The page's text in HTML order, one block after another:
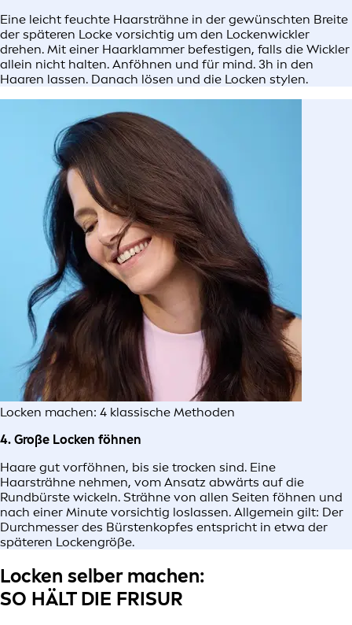
Eine leicht feuchte Haarsträhne in der gewünschten Breite
der späteren Locke vorsichtig um den Lockenwickler
drehen. Mit einer Haarklammer befestigen, falls die Wickler
allein nicht halten. Anföhnen und für mind. 3h in den
Haaren lassen. Danach lösen und die Locken stylen.
Locken machen: 4 klassische Methoden
4. Große Locken föhnen
Haare gut vorföhnen, bis sie trocken sind. Eine
Haarsträhne nehmen, vom Ansatz abwärts auf die
Rundbürste wickeln. Strähne von allen Seiten föhnen und
nach einer Minute vorsichtig loslassen. Allgemein gilt: Der
Durchmesser des Bürstenkopfes entspricht in etwa der
späteren Lockengröße.
Locken selber machen:
SO HÄLT DIE FRISUR